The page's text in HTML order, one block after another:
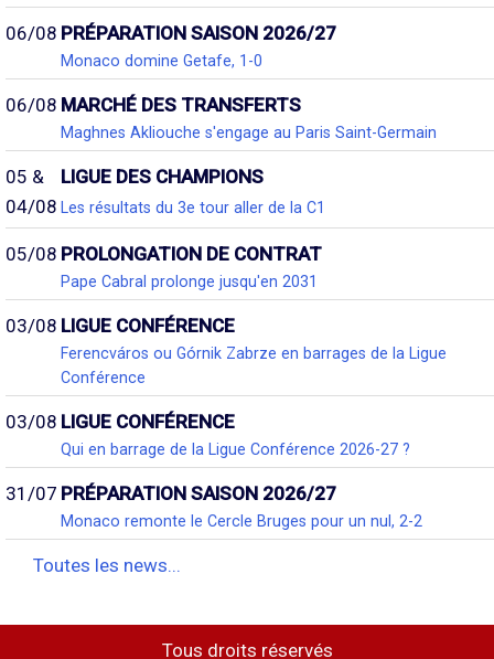
06/08 PRÉPARATION SAISON 2026/27
Monaco domine Getafe, 1-0
06/08 MARCHÉ DES TRANSFERTS
Maghnes Akliouche s'engage au Paris Saint-Germain
05 &
04/08
LIGUE DES CHAMPIONS
Les résultats du 3e tour aller de la C1
05/08 PROLONGATION DE CONTRAT
Pape Cabral prolonge jusqu'en 2031
03/08 LIGUE CONFÉRENCE
Ferencváros ou Górnik Zabrze en barrages de la Ligue
Conférence
03/08 LIGUE CONFÉRENCE
Qui en barrage de la Ligue Conférence 2026-27 ?
31/07 PRÉPARATION SAISON 2026/27
Monaco remonte le Cercle Bruges pour un nul, 2-2
Toutes les news...
Tous droits réservés